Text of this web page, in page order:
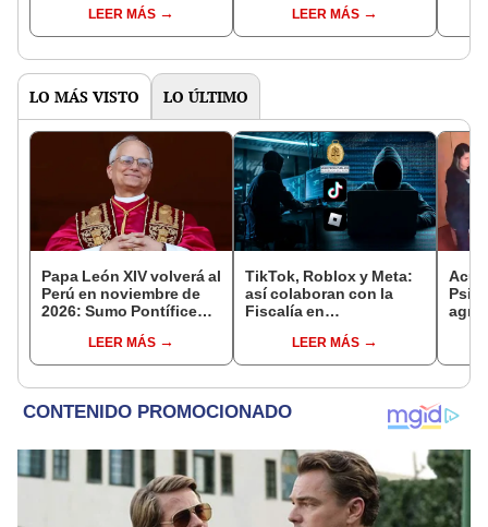
LEER MÁS
Sendero Luminoso
LEER MÁS
LO MÁS VISTO LO ÚLTIMO
Papa León XIV volverá al
Perú en noviembre de
2026: Sumo Pontífice
apostólica en cuatro
ciudades
LEER MÁS
TikTok, Roblox y Meta:
así colaboran con la
Fiscalía en
dejaron 785 condenas
en Perú
LEER MÁS